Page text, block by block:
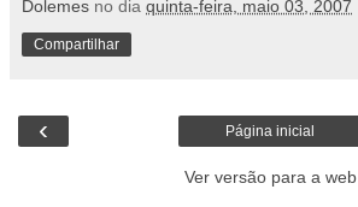
Dolemes no dia quinta-feira, maio 03, 2007
Compartilhar
‹ Página inicial
Ver versão para a web